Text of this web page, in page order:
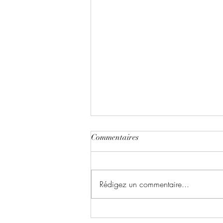
Commentaires
Rédigez un commentaire...